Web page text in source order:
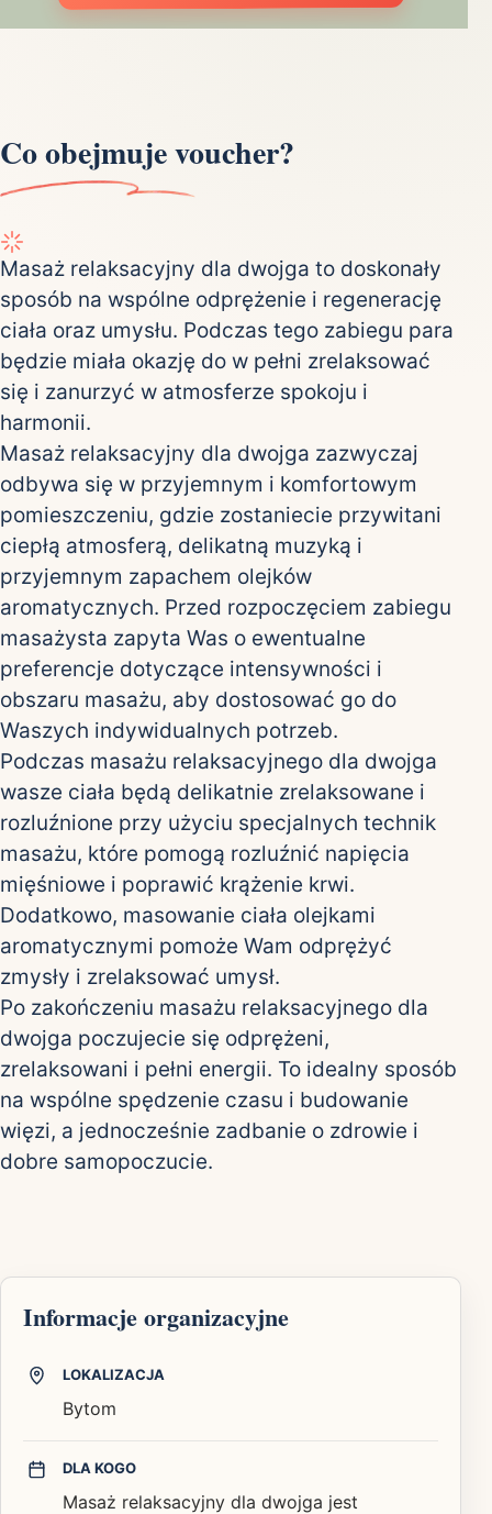
Co obejmuje voucher?
Masaż relaksacyjny dla dwojga to doskonały
sposób na wspólne odprężenie i regenerację
ciała oraz umysłu. Podczas tego zabiegu para
będzie miała okazję do w pełni zrelaksować
się i zanurzyć w atmosferze spokoju i
harmonii.
Masaż relaksacyjny dla dwojga zazwyczaj
odbywa się w przyjemnym i komfortowym
pomieszczeniu, gdzie zostaniecie przywitani
ciepłą atmosferą, delikatną muzyką i
przyjemnym zapachem olejków
aromatycznych. Przed rozpoczęciem zabiegu
masażysta zapyta Was o ewentualne
preferencje dotyczące intensywności i
obszaru masażu, aby dostosować go do
Waszych indywidualnych potrzeb.
Podczas masażu relaksacyjnego dla dwojga
wasze ciała będą delikatnie zrelaksowane i
rozluźnione przy użyciu specjalnych technik
masażu, które pomogą rozluźnić napięcia
mięśniowe i poprawić krążenie krwi.
Dodatkowo, masowanie ciała olejkami
aromatycznymi pomoże Wam odprężyć
zmysły i zrelaksować umysł.
Po zakończeniu masażu relaksacyjnego dla
dwojga poczujecie się odprężeni,
zrelaksowani i pełni energii. To idealny sposób
na wspólne spędzenie czasu i budowanie
więzi, a jednocześnie zadbanie o zdrowie i
dobre samopoczucie.
Informacje organizacyjne
LOKALIZACJA
Bytom
DLA KOGO
Masaż relaksacyjny dla dwojga jest